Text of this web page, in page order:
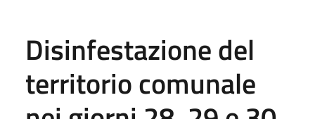
Disinfestazione del
territorio comunale